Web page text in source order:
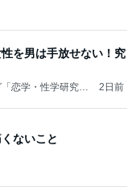
を男は手放せない！究
恋学・性学研究
2日前
ないこと